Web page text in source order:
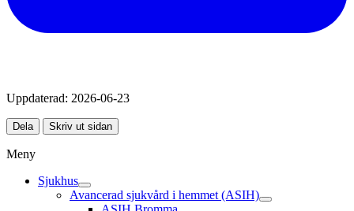
Uppdaterad: 2026-06-23
Dela Skriv ut sidan
Meny
Sjukhus
Avancerad sjukvård i hemmet (ASIH)